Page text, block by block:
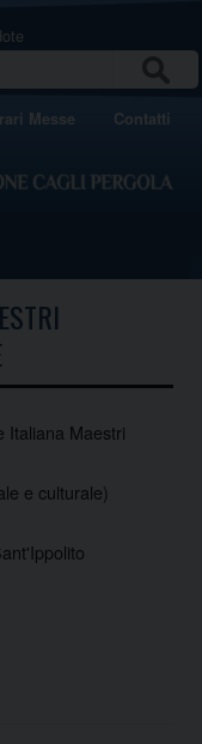
Messe Contatti
Italiana Maestri
e culturale)